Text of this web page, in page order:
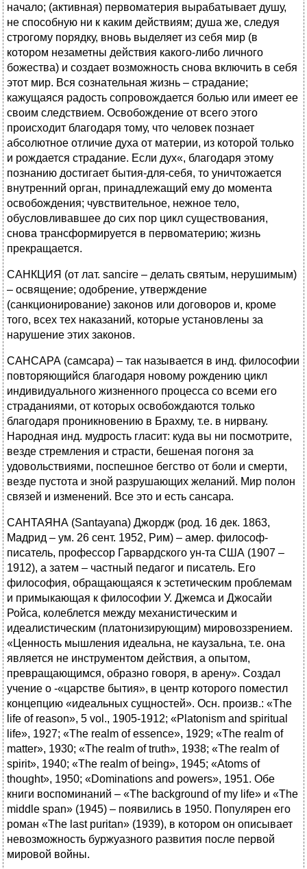
начало; (активная) первоматерия вырабатывает душу,
не способную ни к каким действиям; душа же, следуя
строгому порядку, вновь выделяет из себя мир (в
котором незаметны действия какого-либо личного
божества) и создает возможность снова включить в себя
этот мир. Вся сознательная жизнь – страдание;
кажущаяся радость сопровождается болью или имеет ее
своим следствием. Освобождение от всего этого
происходит благодаря тому, что человек познает
абсолютное отличие духа от материи, из которой только
и рождается страдание. Если дух«, благодаря этому
познанию достигает бытия-для-себя, то уничтожается
внутренний орган, принадлежащий ему до момента
освобождения; чувствительное, нежное тело,
обусловливавшее до сих пор цикл существования,
снова трансформируется в первоматерию; жизнь
прекращается.
САНКЦИЯ (от лат. sancire – делать святым, нерушимым)
– освящение; одобрение, утверждение
(санкционирование) законов или договоров и, кроме
того, всех тех наказаний, которые установлены за
нарушение этих законов.
САНСАРА (самсара) – так называется в инд. философии
повторяющийся благодаря новому рождению цикл
индивидуального жизненного процесса со всеми его
страданиями, от которых освобождаются только
благодаря проникновению в Брахму, т.е. в нирвану.
Народная инд. мудрость гласит: куда вы ни посмотрите,
везде стремления и страсти, бешеная погоня за
удовольствиями, поспешное бегство от боли и смерти,
везде пустота и зной разрушающих желаний. Мир полон
связей и изменений. Все это и есть сансара.
САНТАЯНА (Santayana) Джордж (род. 16 дек. 1863,
Мадрид – ум. 26 сент. 1952, Рим) – амер. философ-
писатель, профессор Гарвардского ун-та США (1907 –
1912), а затем – частный педагог и писатель. Его
философия, обращающаяся к эстетическим проблемам
и примыкающая к философии У. Джемса и Джосайи
Ройса, колеблется между механистическим и
идеалистическим (платонизирующим) мировоззрением.
«Ценность мышления идеальна, не каузальна, т.е. она
является не инструментом действия, а опытом,
превращающимся, образно говоря, в арену». Создал
учение о -«царстве бытия», в центр которого поместил
концепцию «идеальных сущностей». Осн. произв.: «The
life of reason», 5 vol., 1905-1912; «Platonism and spiritual
life», 1927; «The realm of essence», 1929; «The realm of
matter», 1930; «The realm of truth», 1938; «The realm of
spirit», 1940; «The realm of being», 1945; «Atoms of
thought», 1950; «Dominations and powers», 1951. Обе
книги воспоминаний – «The background of my life» и «The
middle span» (1945) – появились в 1950. Популярен его
роман «The last puritan» (1939), в котором он описывает
невозможность буржуазного развития после первой
мировой войны.